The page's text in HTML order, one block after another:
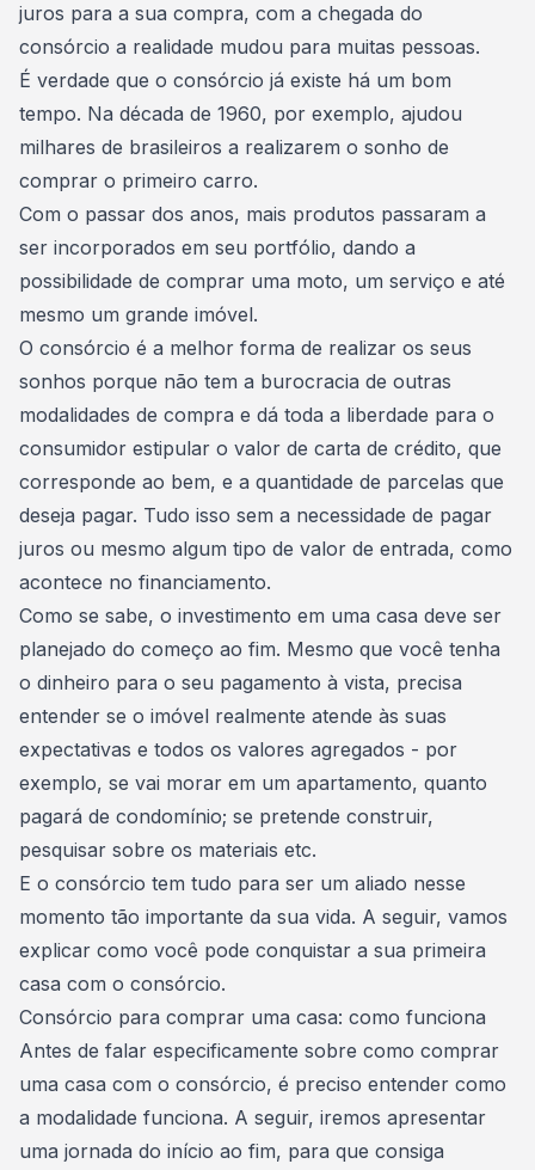
juros para a sua compra, com a chegada do
consórcio a realidade mudou para muitas pessoas.
É verdade que o consórcio já existe há um bom
tempo. Na década de 1960, por exemplo, ajudou
milhares de brasileiros a realizarem o sonho de
comprar o primeiro carro.
Com o passar dos anos, mais produtos passaram a
ser incorporados em seu portfólio, dando a
possibilidade de comprar uma moto, um serviço e até
mesmo um grande imóvel.
O consórcio é a melhor forma de realizar os seus
sonhos porque não tem a burocracia de outras
modalidades de compra e dá toda a liberdade para o
consumidor estipular o valor de carta de crédito, que
corresponde ao bem, e a quantidade de parcelas que
deseja pagar. Tudo isso sem a necessidade de pagar
juros ou mesmo algum tipo de valor de entrada, como
acontece no financiamento.
Como se sabe, o investimento em uma casa deve ser
planejado do começo ao fim. Mesmo que você tenha
o dinheiro para o seu pagamento à vista, precisa
entender se o imóvel realmente atende às suas
expectativas e todos os valores agregados - por
exemplo, se vai morar em um apartamento, quanto
pagará de condomínio; se pretende construir,
pesquisar sobre os materiais etc.
E o consórcio tem tudo para ser um aliado nesse
momento tão importante da sua vida. A seguir, vamos
explicar como você pode conquistar a sua primeira
casa com o consórcio.
Consórcio para comprar uma casa: como funciona
Antes de falar especificamente sobre como comprar
uma casa com o consórcio, é preciso entender como
a modalidade funciona. A seguir, iremos apresentar
uma jornada do início ao fim, para que consiga